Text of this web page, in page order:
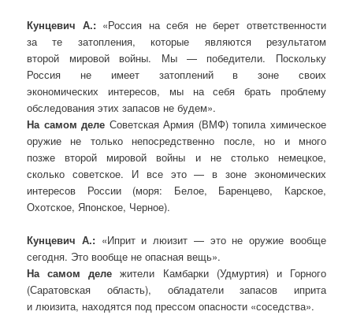
Кунцевич А.:«Россия на себя не берет ответственности
за те затопления, которые являются результатом
второй мировой войны. Мы — победители. Поскольку
Россия не имеет затоплений в зоне своих
экономических интересов, мы на себя брать проблему
обследования этих запасов не будем».
На самом деле Советская Армия (ВМФ) топила химическое
оружие не только непосредственно после, но и много
позже второй мировой войны и не столько немецкое,
сколько советское. И все это — в зоне экономических
интересов России (моря: Белое, Баренцево, Карское,
Охотское, Японское, Черное).
Кунцевич А.:«Иприт и люизит — это не оружие вообще
сегодня. Это вообще не опасная вещь».
На самом деле жители Камбарки (Удмуртия) и Горного
(Саратовская область), обладатели запасов иприта
и люизита, находятся под прессом опасности «соседства».